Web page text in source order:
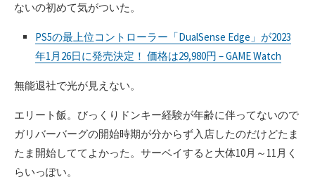
ないの初めて気がついた。
PS5の最上位コントローラー「DualSense Edge」が2023
年1月26日に発売決定！ 価格は29,980円 – GAME Watch
無能退社で光が見えない。
エリート飯。びっくりドンキー経験が年齢に伴ってないので
ガリバーバーグの開始時期が分からず入店したのだけどたま
たま開始しててよかった。サーベイすると大体10月～11月く
らいっぽい。